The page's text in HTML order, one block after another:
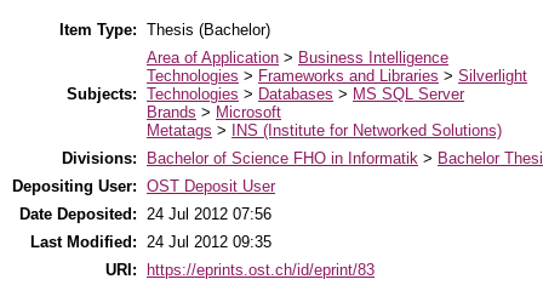
Item Type: Thesis (Bachelor)
Subjects:
Area of Application > Business Intelligence
Technologies > Frameworks and Libraries > Silverlight
Technologies > Databases > MS SQL Server
Brands > Microsoft
Metatags >
INS (Institute for Networked Solutions)
Divisions:
Bachelor of Science FHO in Informatik > Bachelor
Depositing User: OST Deposit User
Date Deposited: 24 Jul 2012 07:56
Last Modified: 24 Jul 2012 09:35
URI:
https://eprints.ost.ch/id/eprint/83